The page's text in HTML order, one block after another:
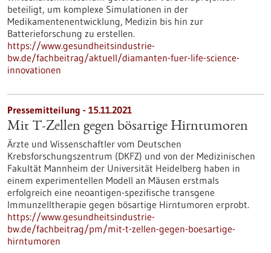
beteiligt, um komplexe Simulationen in der
Medikamentenentwicklung, Medizin bis hin zur
Batterieforschung zu erstellen.
https://www.gesundheitsindustrie-
bw.de/fachbeitrag/aktuell/diamanten-fuer-life-science-
innovationen
Pressemitteilung - 15.11.2021
Mit T-Zellen gegen bösartige Hirntumoren
Ärzte und Wissenschaftler vom Deutschen
Krebsforschungszentrum (DKFZ) und von der Medizinischen
Fakultät Mannheim der Universität Heidelberg haben in
einem experimentellen Modell an Mäusen erstmals
erfolgreich eine neoantigen-spezifische transgene
Immunzelltherapie gegen bösartige Hirntumoren erprobt.
https://www.gesundheitsindustrie-
bw.de/fachbeitrag/pm/mit-t-zellen-gegen-boesartige-
hirntumoren